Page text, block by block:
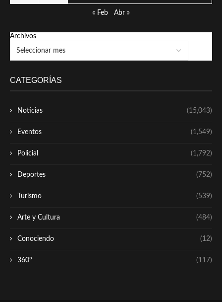
« Feb Abr »
Archivos
CATEGORÍAS
Noticias (15,043)
Eventos (1,549)
Policial (1,792)
Deportes (752)
Turismo (539)
Arte y Cultura (484)
Conociendo (12)
360º (117)